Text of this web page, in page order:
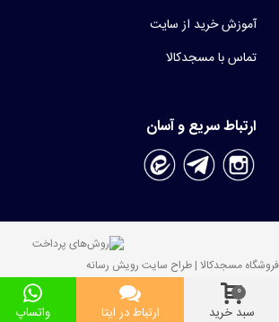
آموزش خرید از سایت
تماس با مسجدکالا
ارتباط سریع و آسان
فروشگاه مسجدکالا | طراح سایت رویش رسانه
سبد خرید
0
ارتباط در ایتا واتساپ